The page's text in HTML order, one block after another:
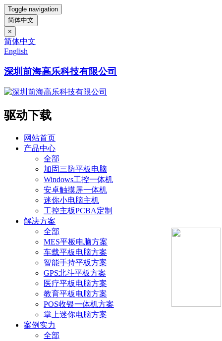
Toggle navigation
简体中文
×
简体中文
English
深圳前海高乐科技有限公司
驱动下载
网站首页
产品中心
全部
加固三防平板电脑
Windows工控一体机
安卓触摸屏一体机
迷你小电脑主机
工控主板PCBA定制
解决方案
全部
MES平板电脑方案
车载平板电脑方案
智能手持平板方案
GPS北斗平板方案
医疗平板电脑方案
教育平板电脑方案
POS收银一体机方案
掌上迷你电脑方案
案例实力
全部